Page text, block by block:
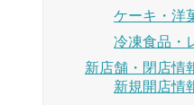
ケーキ・洋
冷凍食品・
新店舗・閉店情
新規開店情